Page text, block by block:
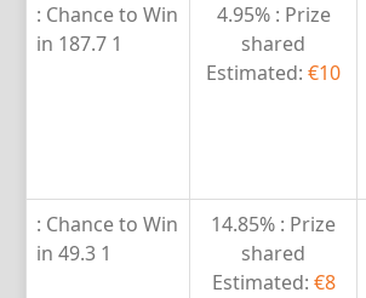
Prize :
4.95%
shared
Estimated: €10
Chance to Win :
1 in 187.7
Prize :
14.85%
shared
Estimated: €8
Chance to Win :
1 in 49.3